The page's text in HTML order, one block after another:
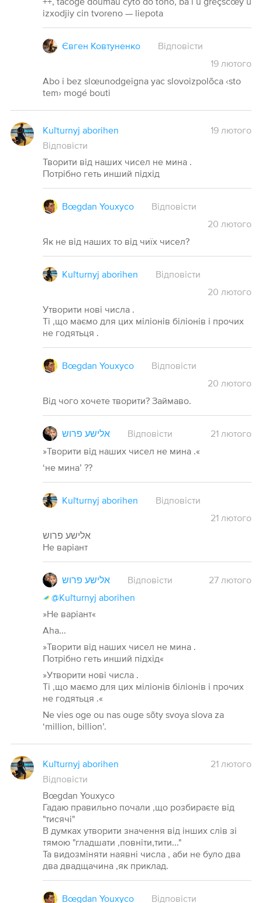
izxodjiy cin tvoreno — liepota
Євген Ковтуненко
Відповісти
19 лютого
Abo i bez slœunodgeigna yac slovoizpolõca ‹sto
tem› mogé bouti
Kuľturnyj aborihen
19 лютого
Відповісти
Творити від наших чисел не мина .
Потрібно геть инший підхід
Bœgdan Youxyco
Відповісти
20 лютого
Як не від наших то від чиїх чисел?
Kuľturnyj aborihen
Відповісти
20 лютого
Утворити нові числа .
Ті ,що маємо для цих міліонів біліонів і прочих
не годятьця .
Bœgdan Youxyco
Відповісти
20 лютого
Від чого хочете творити? Займаво.
אלישע פרוש Відповісти 21 лютого
»Творити від наших чисел не мина .«
‘не мина’ ??
Kuľturnyj aborihen
Відповісти
21 лютого
אלישע פרוש
Не варіант
אלישע פרוש Відповісти 27 лютого
@Kuľturnyj aborihen
»Не варіант«
Aha...
»Творити від наших чисел не мина .
Потрібно геть инший підхід«
»Утворити нові числа .
Ті ,що маємо для цих міліонів біліонів і прочих
не годятьця .«
Ne vies oge ou nas ouge sõty svoya slova za
‘million, billion’.
Kuľturnyj aborihen
21 лютого
Відповісти
Bœgdan Youxyco
Гадаю правильно почали ,що розбираєте від
"тисячі"
В думках утворити значення від інших слів зі
тямою "гладшати ,повніти,тити..."
Та видозміняти наявні числа , аби не було два
два двадщачина ,як приклад.
Bœgdan Youxyco Відповісти